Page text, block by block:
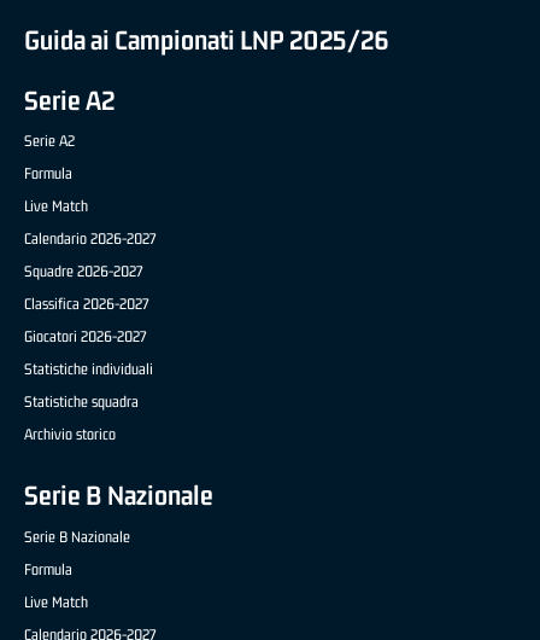
Guida ai Campionati LNP 2025/26
Serie A2
Serie A2
Formula
Live Match
Calendario 2026-2027
Squadre 2026-2027
Classifica 2026-2027
Giocatori 2026-2027
Statistiche individuali
Statistiche squadra
Archivio storico
Serie B Nazionale
Serie B Nazionale
Formula
Live Match
Calendario 2026-2027